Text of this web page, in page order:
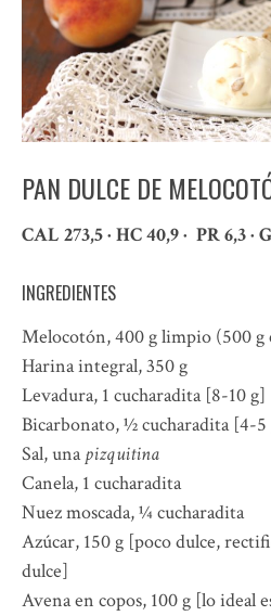
PAN DULCE DE
CAL 273,5 · HC 40,9 · PR 6,3 ·
INGREDIENTES
Melocotón, 400 g limpio (500 g
Harina integral, 350 g
Levadura, 1 cucharadita [8-10 g]
Bicarbonato, ½ cucharadita [4-5
Sal, unapizquitina
Canela, 1 cucharadita
Nuez moscada, ¼ cucharadita
Azúcar, 150 g [poco dulce,
dulce]
Avena en copos, 100 g [lo ideal